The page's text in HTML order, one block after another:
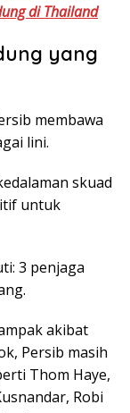
di Thailand
yang
membawa
lini.
skuad
untuk
3 penjaga
akibat
Persib masih
Thom Haye,
Robi